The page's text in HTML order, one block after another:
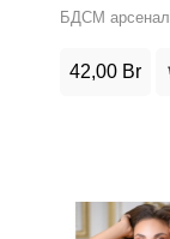
БДСМ арсенал
42,00 Br